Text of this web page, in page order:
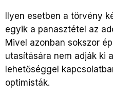
Ilyen esetben a törvény
egyik a panasztétel az
Mivel azonban sokszor
utasítására nem adják ki
lehetőséggel
optimisták.